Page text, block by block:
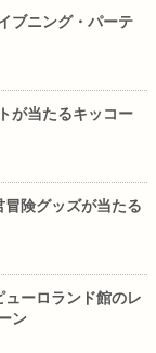
ブニング・パーテ
が当たるキッコー
険グッズが当たる
ューロランド館のレ
ン